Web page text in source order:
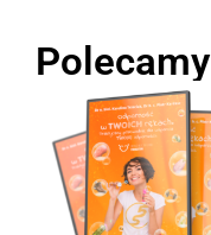
Polecamy